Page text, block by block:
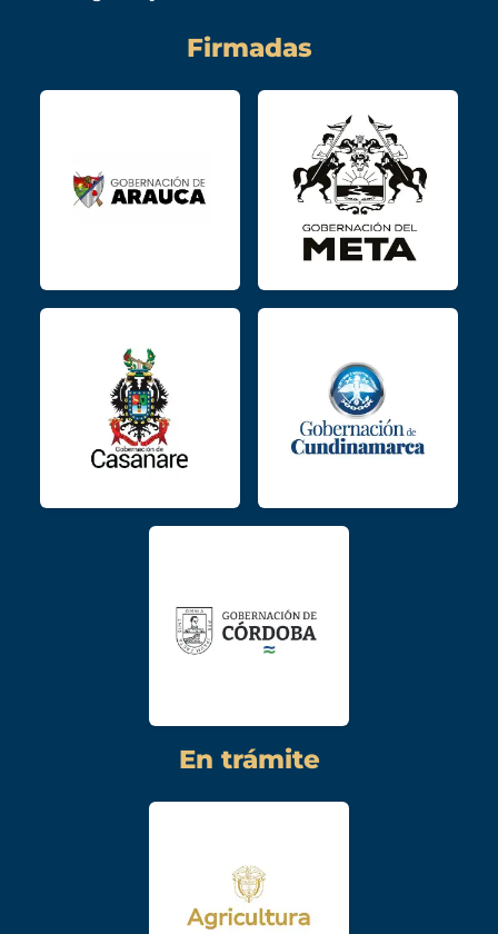
Firmadas
En trámite